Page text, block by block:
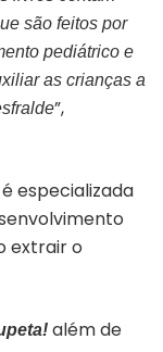
são feitos por
pediátrico e
as crianças a
”,
é especializada
extrair o
além de